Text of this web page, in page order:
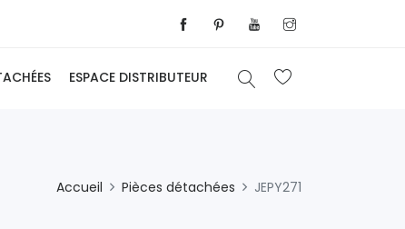
ESPACE DISTRIBUTEUR
Accueil Pièces détachées JEPY271